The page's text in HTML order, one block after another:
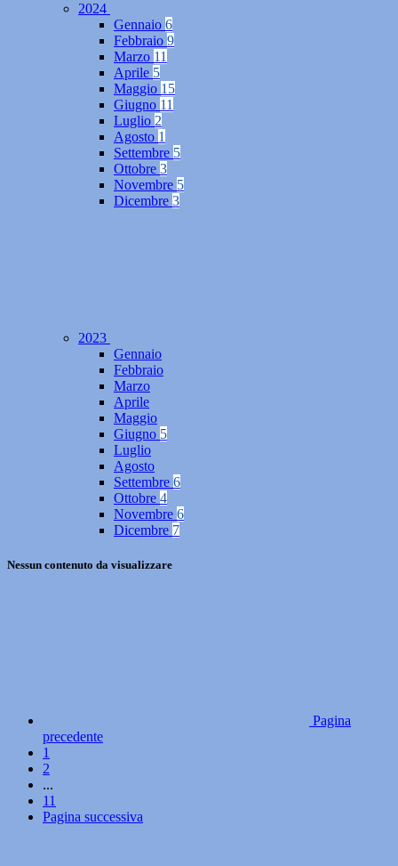
2024
Gennaio 6
Febbraio 9
Marzo 11
Aprile 5
Maggio 15
Giugno 11
Luglio 2
Agosto 1
Settembre 5
Ottobre 3
Novembre 5
Dicembre 3
2023
Gennaio
Febbraio
Marzo
Aprile
Maggio
Giugno 5
Luglio
Agosto
Settembre 6
Ottobre 4
Novembre 6
Dicembre 7
Nessun contenuto da visualizzare
Pagina
precedente
1
2
...
11
Pagina successiva